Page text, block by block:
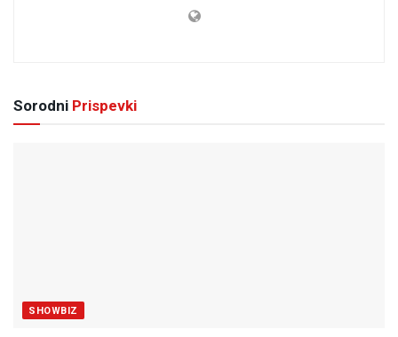
Sorodni Prispevki
SHOWBIZ